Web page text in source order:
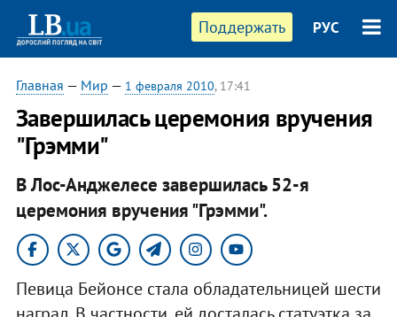
Поддержать РУС
Главная — Мир — 1 февраля 2010, 17:41
Завершилась церемония вручения
"Грэмми"
В Лос-Анджелесе завершилась 52-я
церемония вручения "Грэмми".
Певица Бейонсе стала обладательницей шести